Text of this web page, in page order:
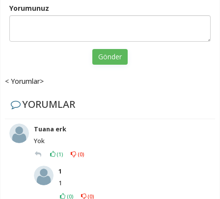
Yorumunuz
Gönder
< Yorumlar>
YORUMLAR
Tuana erk
Yok
(1) (0)
1
1
(0) (0)